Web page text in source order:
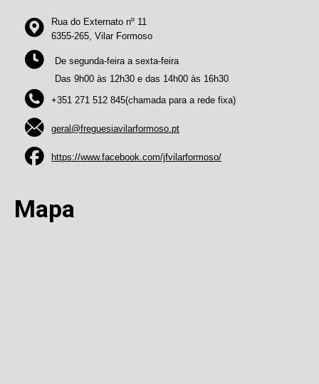
Rua do Externato nº 11
6355-265, Vilar Formoso
De segunda-feira a sexta-feira
Das 9h00 às 12h30 e das 14h00 às 16h30
+351 271 512 845(chamada para a rede fixa)
geral@freguesiavilarformoso.pt
https://www.facebook.com/jfvilarformoso/
Mapa